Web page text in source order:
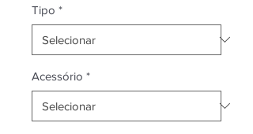
Tipo *
Acessório *